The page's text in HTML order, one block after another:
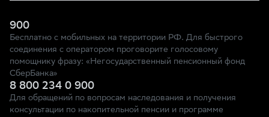
900
Бесплатно с мобильных на территории РФ. Для быстрого
соединения с оператором проговорите голосовому
помощнику фразу: «Негосударственный пенсионный фонд
СберБанка»
8 800 234 0 900
Для обращений по вопросам наследования и получения
консультации по накопительной пенсии и программе